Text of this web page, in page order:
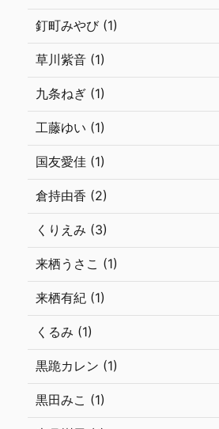
釘町みやび (1)
草川紫音 (1)
九条ねぎ (1)
工藤ゆい (1)
国友愛佳 (1)
倉持由香 (2)
くりえみ (3)
来栖うさこ (1)
来栖有紀 (1)
くるみ (1)
黒跪カレン (1)
黒田みこ (1)